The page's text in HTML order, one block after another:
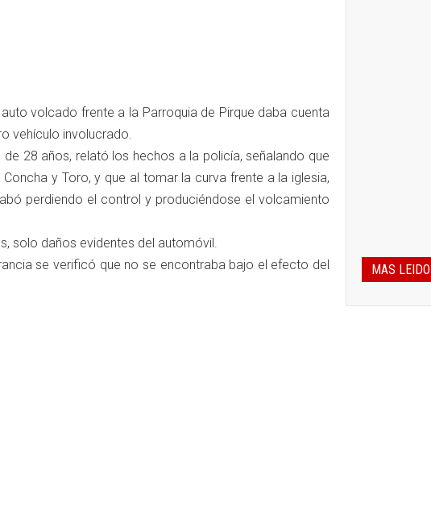
volcado frente a la Parroquia de Pirque daba cuenta
vehículo involucrado.
28 años, relató los hechos a la policía, señalando que
y Toro, y que al tomar la curva frente a la iglesia,
perdiendo el control y produciéndose el volcamiento
solo daños evidentes del automóvil.
se verificó que no se encontraba bajo el efecto del
MAS LEIDO